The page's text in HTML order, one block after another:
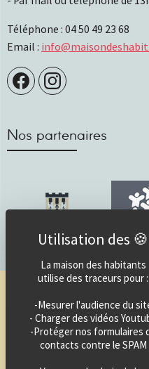
Téléphone : 04 50 49 23 68
Email :
Nos partenaires
Guide des activités
La maison des habitants
utilise des traceurs pour :
-Mesurer l'audience du
- Charger des vidéos
-Protéger nos formulaires
contacts contre le SPAM